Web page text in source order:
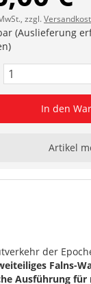
zzgl.
(Auslieferung
In den
Artikel
der
Falns-
Ausführung